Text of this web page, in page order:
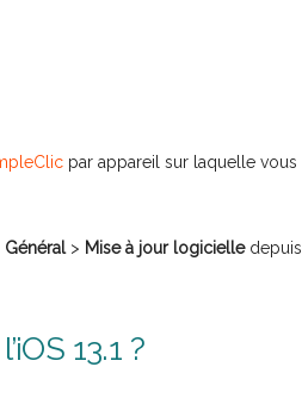
par appareil sur laquelle vous
Général> Mise à jour logicielledepuis
13.1 ?